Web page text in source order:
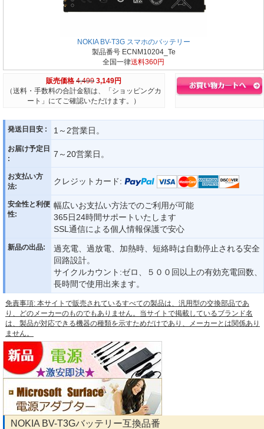
NOKIA BV-T3G スマホのバッテリー
製品番号 ECNM10204_Te
全国一律送料360円
販売価格 4,499 3,149円
（送料・手数料の合計金額は、「ショッピングカ
ート」にてご確認いただけます。）
発送日目安 : 1～2営業日。
お届け予定日
:
7～20営業日。
お支払い方
法:
クレジットカード:
安全性と利便
性:
幅広いお支払い方法でのご利用が可能
365日24時間サポートいたします
SSL通信による個人情報保護で安心
新品の出品:
過充電、過放電、加熱時、短絡時は自動停止される安全
回路設計。
サイクルカウント:ゼロ、５００回以上の有効充電回数、
長時間で使用出来ます。
免責事項: 本サイトで販売されているすべての製品は、汎用型の交換部品であ
り、どのメーカーのものでもありません。当サイトで掲載しているブランド名
は、製品が対応できる機器の種類を示すためだけであり、メーカーとは関係あり
ません。
NOKIA BV-T3Gバッテリー互換品番